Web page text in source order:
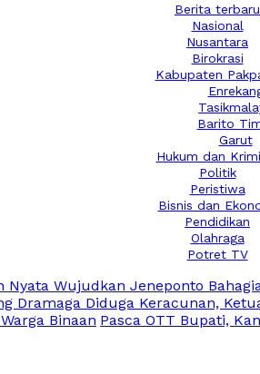
Berita terbaru
Nasional
Nusantara
Birokrasi
Kabupaten
Barito
Garut
Hukum dan
Politik
Peristiwa
Bisnis dan
Pendidikan
Olahraga
Potret TV
Nyata Wujudkan Jeneponto
Dramaga Diduga Keracunan,
Binaan Pasca OTT Bupati,